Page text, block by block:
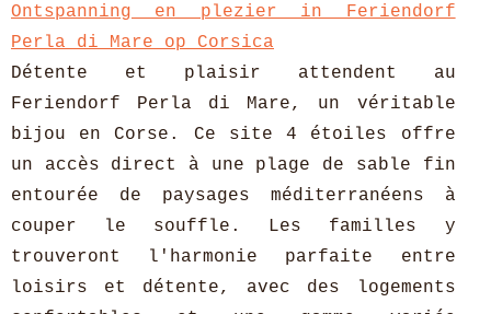
Ontspanning en plezier in Feriendorf
Perla di Mare op Corsica
Détente et plaisir attendent au
Feriendorf Perla di Mare, un véritable
bijou en Corse. Ce site 4 étoiles offre
un accès direct à une plage de sable fin
entourée de paysages méditerranéens à
couper le souffle. Les familles y
trouveront l'harmonie parfaite entre
loisirs et détente, avec des logements